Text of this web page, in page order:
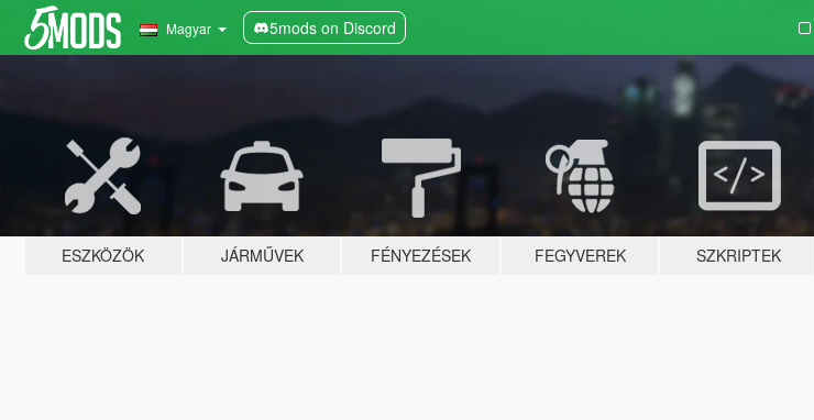
Magyar 5mods on Discord
ESZKÖZÖK JÁRMŰVEK FÉNYEZÉSEK FEGYVEREK SZKRIPTEK